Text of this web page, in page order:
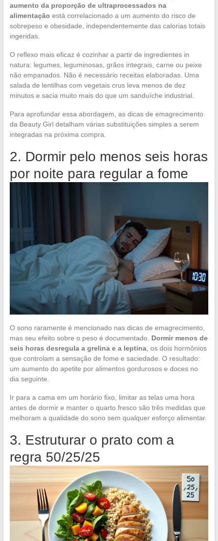
aumento da proporção de ultraprocessados na
alimentação está correlacionado a um aumento do risco de
sobrepeso e obesidade, independentemente das calorias totais
ingeridas.
O reflexo mais eficaz é cozinhar a partir de ingredientes in
natura: legumes, leguminosas, grãos integrais, carne ou peixe
não empanados. Não é necessário receitas elaboradas. Uma
salada de lentilhas com vegetais crus leva menos de dez
minutos e sacia muito mais do que um sanduíche industrial.
Para aprofundar essa abordagem, as dicas de emagrecimento
da Beauty Girl detalham várias substituições simples a serem
integradas na próxima compra.
2. Dormir pelo menos seis horas
por noite para regular a fome
O sono raramente é mencionado nas dicas de emagrecimento,
mas seu efeito sobre o peso é documentado. Dormir menos de
seis horas desregula a grelina e a leptina, os dois hormônios
que controlam a sensação de fome e saciedade. O resultado:
um aumento do apetite por alimentos gordurosos e doces no
dia seguinte.
Ir para a cama em um horário fixo, limitar as telas uma hora
antes de dormir e manter o quarto fresco são três medidas que
melhoram a qualidade do sono sem qualquer esforço alimentar.
3. Estruturar o prato com a
regra 50/25/25